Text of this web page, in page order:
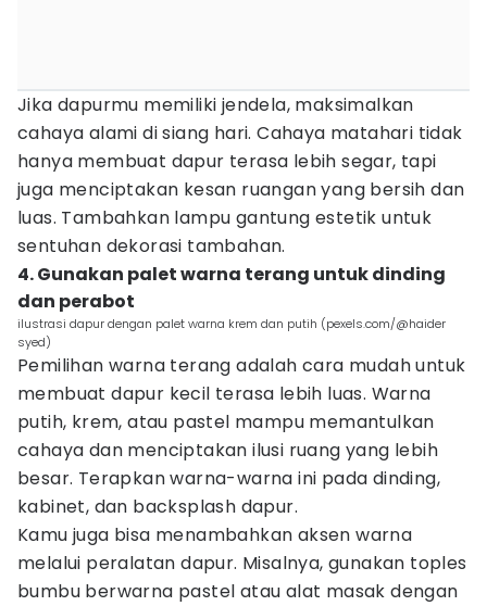
Jika dapurmu memiliki jendela, maksimalkan
cahaya alami di siang hari. Cahaya matahari tidak
hanya membuat dapur terasa lebih segar, tapi
juga menciptakan kesan ruangan yang bersih dan
luas. Tambahkan lampu gantung estetik untuk
sentuhan dekorasi tambahan.
4. Gunakan palet warna terang untuk dinding
dan perabot
ilustrasi dapur dengan palet warna krem dan putih (pexels.com/@haider
syed)
Pemilihan warna terang adalah cara mudah untuk
membuat dapur kecil terasa lebih luas. Warna
putih, krem, atau pastel mampu memantulkan
cahaya dan menciptakan ilusi ruang yang lebih
besar. Terapkan warna-warna ini pada dinding,
kabinet, dan backsplash dapur.
Kamu juga bisa menambahkan aksen warna
melalui peralatan dapur. Misalnya, gunakan toples
bumbu berwarna pastel atau alat masak dengan